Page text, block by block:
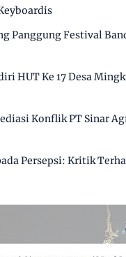
Panggung Festival
HUT Ke 17 Desa
Konflik PT Sinar
Persepsi: Kritik